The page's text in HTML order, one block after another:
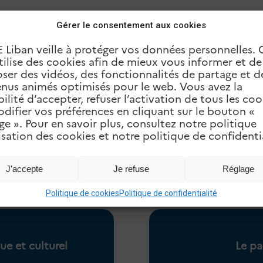
Gérer le consentement aux cookies
Liban veille à protéger vos données personnelles.
des cookies afin de mieux vous informer et
des vidéos, des fonctionnalités de partage et
animés optimisés pour le web. Vous avez la
d’accepter, refuser l’activation de tous les
vos préférences en cliquant sur le bouton «
». Pour en savoir plus, consultez notre politique
des cookies et notre politique de
J'accepte Je refuse Réglage
Politique de cookiesPolitique de confidentialité
sa réflexion par l’appropriation
l’ouverture au monde de la culture et de
la construction d’une orientation réfléchie.
(professeurs, centre de documentation, vie
intégrée à l’organisation pédagogique de
des activités scolaires, périscolaires et
à l’élève de conserver les traces de son
et culturel Le